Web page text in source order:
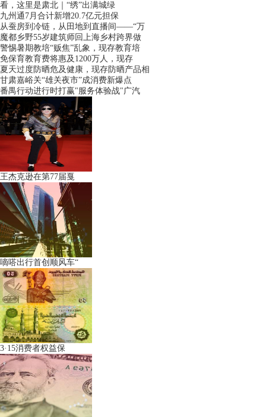
看，这里是肃北｜“绣”出满城绿
九州通7月合计新增20.7亿元担保
从蚕房到冷链，从田地到直播间——“万
魔都乡野55岁建筑师回上海乡村跨界做
警惕暑期教培“贩焦”乱象，现存教育培
免保育教育费将惠及1200万人，现存
夏天过度防晒危及健康，现存防晒产品相
甘肃嘉峪关“雄关夜市”成消费新爆点
番禺行动进行时打赢"服务体验战"广汽
王杰克逊在第77届戛
嘀嗒出行首创顺风车“
3·15消费者权益保